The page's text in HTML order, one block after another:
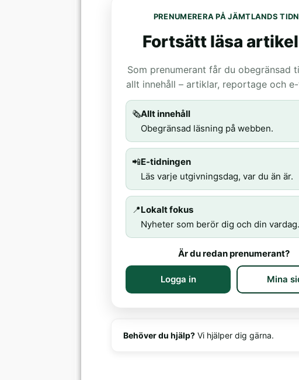
PRENUMERERA PÅ JÄMTLANDS
Fortsätt läsa
Som prenumerant får du obegränsad
allt innehåll – artiklar, reportage och
🗞️Allt innehåll
Obegränsad läsning på webben.
📲E-tidningen
Läs varje utgivningsdag, var du än är.
📍Lokalt fokus
Nyheter som berör dig och din vardag.
Är du redan prenumerant?
Logga in Mina
Behöver du hjälp? Vi hjälper dig gärna.